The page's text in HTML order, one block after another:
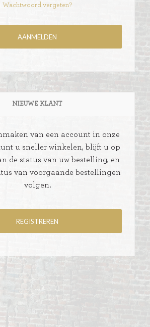
Wachtwoord vergeten?
NIEUWE KLANT
van een account in onze
u sneller winkelen, blijft u op
de status van uw bestelling, en
van voorgaande bestellingen
volgen.